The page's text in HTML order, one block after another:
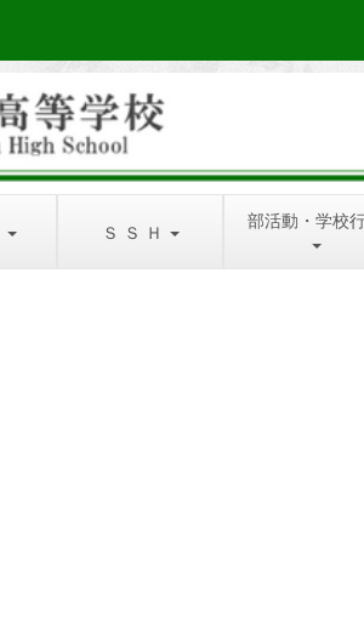
Ｓ Ｓ Ｈ 部活動・学校